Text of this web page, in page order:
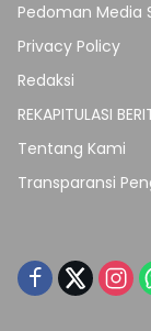
Pedoman Media
Privacy Policy
Redaksi
REKAPITULASI
Tentang Kami
Transparansi